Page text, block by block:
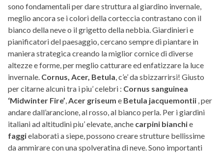
sono fondamentali per dare struttura al giardino invernale,
meglio ancora se i colori della corteccia contrastano con il
bianco della neve o il grigetto della nebbia. Giardinieri e
pianificatori del paesaggio, cercano sempre di piantare in
maniera strategica creando la miglior cornice di diverse
altezze e forme, per meglio catturare ed enfatizzare la luce
invernale. Cornus, Acer, Betula, c’e’ da sbizzarrirsi! Giusto
per citarne alcuni tra i piu’ celebri : Cornus sanguinea
‘Midwinter Fire’,Acer griseum e Betula jacquemontii , per
andare dall’arancione, al rosso, al bianco perla. Per i giardini
italiani ad altitudini piu’ elevate, anche carpini bianchie
faggielaborati a siepe, possono creare strutture bellissime
da ammirare con una spolveratina di neve. Sono importanti